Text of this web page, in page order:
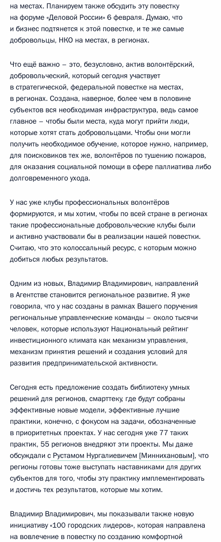
на местах. Планируем также обсудить эту повестку
на форуме «Деловой России» 6 февраля. Думаю, что
и бизнес подтянется к этой повестке, и те же самые
добровольцы, НКО на местах, в регионах.
Что ещё важно – это, безусловно, актив волонтёрский,
добровольческий, который сегодня участвует
в стратегической, федеральной повестке на местах,
в регионах. Создана, наверное, более чем в половине
субъектов вся необходимая инфраструктура, ведь самое
главное – чтобы были места, куда могут прийти люди,
которые хотят стать добровольцами. Чтобы они могли
получить необходимое обучение, которое нужно, например,
для поисковиков тех же, волонтёров по тушению пожаров,
для оказания социальной помощи в сфере паллиатива либо
долговременного ухода.
У нас уже клубы профессиональных волонтёров
формируются, и мы хотим, чтобы по всей стране в регионах
такие профессиональные добровольческие клубы были
и активно участвовали бы в реализации нашей повестки.
Считаю, что это колоссальный ресурс, с которым можно
добиться любых результатов.
Одним из новых, Владимир Владимирович, направлений
в Агентстве становится региональное развитие. Я уже
говорила, что у нас созданы в рамках Вашего поручения
региональные управленческие команды – около тысячи
человек, которые используют Национальный рейтинг
инвестиционного климата как механизм управления,
механизм принятия решений и создания условий для
развития предпринимательской активности.
Сегодня есть предложение создать библиотеку умных
решений для регионов, смарттеку, где будут собраны
эффективные новые модели, эффективные лучшие
практики, конечно, с фокусом на задачи, обозначенные
в приоритетных проектах. У нас сегодня уже 77 таких
практик, 55 регионов внедряют эти проекты. Мы даже
обсуждали с Рустамом Нургалиевичем [Миннихановым], что
регионы готовы тоже выступать наставниками для других
субъектов для того, чтобы эту практику имплементировать
и достичь тех результатов, которые мы хотим.
Владимир Владимирович, мы показывали также новую
инициативу «100 городских лидеров», которая направлена
на вовлечение в повестку по созданию комфортной